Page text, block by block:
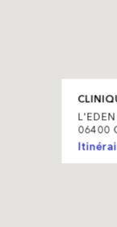
06400